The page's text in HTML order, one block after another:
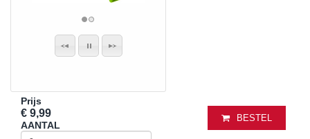
Prijs
€ 9,99
AANTAL
BESTEL